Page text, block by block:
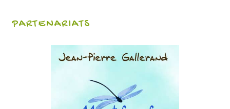
PARTENARIATS